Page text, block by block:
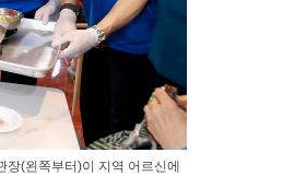
장(왼쪽부터)이 지역 어르신에